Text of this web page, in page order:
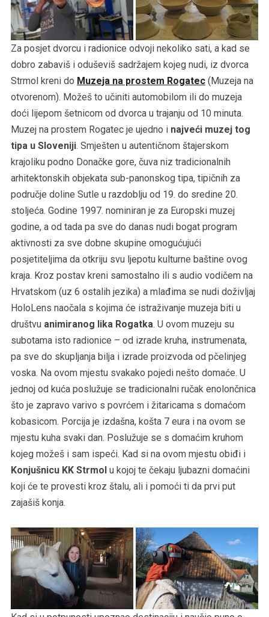
Za posjet dvorcu i radionice odvoji nekoliko sati, a kad se
dobro zabaviš i oduševiš sadržajem kojeg nudi, iz dvorca
Strmol kreni do Muzeja na prostem Rogatec(Muzeja na
otvorenom). Možeš to učiniti automobilom ili do muzeja
doći lijepom šetnicom od dvorca u trajanju od 10 minuta.
Muzej na prostem Rogatec je ujedno i najveći muzej tog
tipa u Sloveniji. Smješten u autentičnom štajerskom
krajoliku podno Donačke gore, čuva niz tradicionalnih
arhitektonskih objekata sub-panonskog tipa, tipičnih za
područje doline Sutle u razdoblju od 19. do sredine 20.
stoljeća. Godine 1997. nominiran je za Europski muzej
godine, a od tada pa sve do danas nudi bogat program
aktivnosti za sve dobne skupine omogućujući
posjetiteljima da otkriju svu ljepotu kulturne baštine ovog
kraja. Kroz postav kreni samostalno ili s audio vodičem na
Hrvatskom (uz 6 ostalih jezika) a mlađima se nudi doživljaj
HoloLens naočala s kojima će istraživanje muzeja biti u
društvu animiranog lika Rogatka. U ovom muzeju su
subotama isto radionice – od izrade kruha, instrumenata,
pa sve do skupljanja bilja i izrade proizvoda od pčelinjeg
voska. Na ovom mjestu svakako pojedi nešto domaće. U
jednoj od kuća poslužuje se tradicionalni ručak enolončnica
što je zapravo varivo s povrćem i žitaricama s domaćom
kobasicom. Porcija je izdašna, košta 7 eura i na ovom se
mjestu kuha svaki dan. Poslužuje se s domaćim kruhom
kojeg možeš i sam ispeći. Kad si na ovom mjestu obiđi i
Konjušnicu KK Strmolu kojoj te čekaju ljubazni domaćini
koji će te provesti kroz štalu, ali i pomoći ti da prvi put
zajašiš konja.